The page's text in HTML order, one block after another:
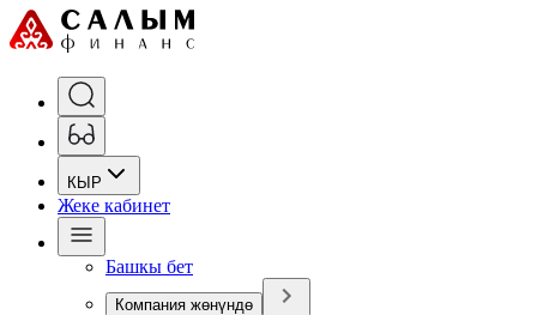
КЫР
Жеке кабинет
Башкы бет
Компания жөнүндө